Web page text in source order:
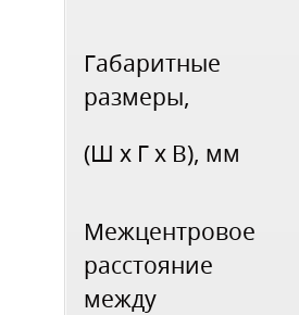
Габаритные
размеры,
(Ш х Г х В), мм
Межцентровое
расстояние
между